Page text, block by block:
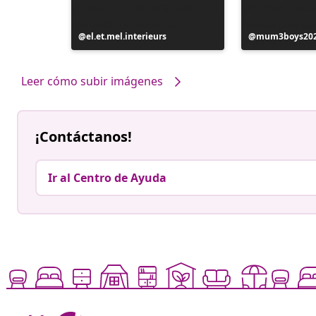
Publicación
realizada
el.et.mel.interieurs
Publicación
realizada
Leer cómo subir imágenes
¡Contáctanos!
Ir al Centro de Ayuda